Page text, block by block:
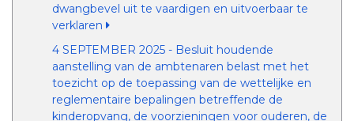
dwangbevel uit te vaardigen en uitvoerbaar te
verklaren
4 SEPTEMBER 2025 - Besluit houdende
aanstelling van de ambtenaren belast met het
toezicht op de toepassing van de wettelijke en
reglementaire bepalingen betreffende de
kinderopvang, de voorzieningen voor ouderen, de